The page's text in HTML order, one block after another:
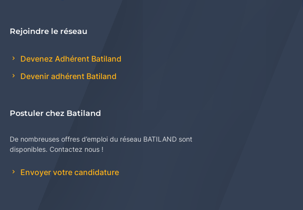
Rejoindre le réseau
Devenez Adhérent Batiland
Devenir adhérent Batiland
Postuler chez Batiland
De nombreuses offres d’emploi du réseau BATILAND sont
disponibles. Contactez nous !
Envoyer votre candidature